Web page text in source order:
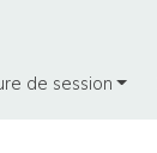
de session